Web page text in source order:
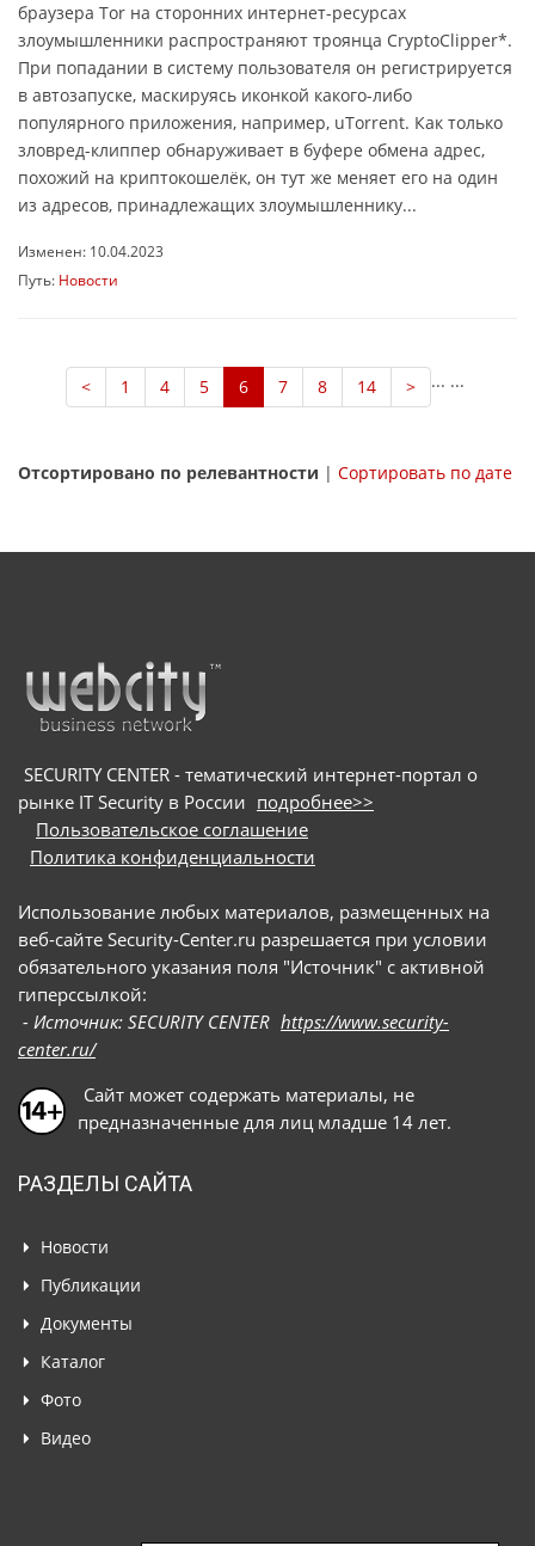
браузера Tor на сторонних интернет-ресурсах
злоумышленники распространяют троянца CryptoClipper*.
При попадании в систему пользователя он регистрируется
в автозапуске, маскируясь иконкой какого-либо
популярного приложения, например, uTorrent. Как только
зловред-клиппер обнаруживает в буфере обмена адрес,
похожий на криптокошелёк, он тут же меняет его на один
из адресов, принадлежащих злоумышленнику...
Изменен: 10.04.2023
Путь: Новости
< 1 ...
4 5 6 7 8 ...
14 >
Отсортировано по релевантности | Сортировать по дате
SECURITY CENTER - тематический интернет-портал о
рынке IT Security в России подробнее>>
Пользовательское соглашение
Политика конфиденциальности
Использование любых материалов, размещенных на
веб-сайте Security-Center.ru разрешается при условии
обязательного указания поля "Источник" с активной
гиперссылкой:
- Источник: SECURITY CENTER https://www.security-
center.ru/
Сайт может содержать материалы, не
предназначенные для лиц младше 14 лет.
РАЗДЕЛЫ САЙТА
Новости
Публикации
Документы
Каталог
Фото
Видео